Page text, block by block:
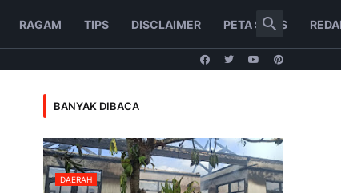
RAGAM TIPS DISCLAIMER PETA SITUS
BANYAK DIBACA
DAERAH